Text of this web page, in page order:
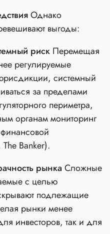
Однако
выгоды:
риск Перемещая
регулируемые
системный
за пределами
периметра,
органам мониторинг
Banker).
рынкаСложные
с целью
подлежащие
рынки менее
инвесторов, так и для